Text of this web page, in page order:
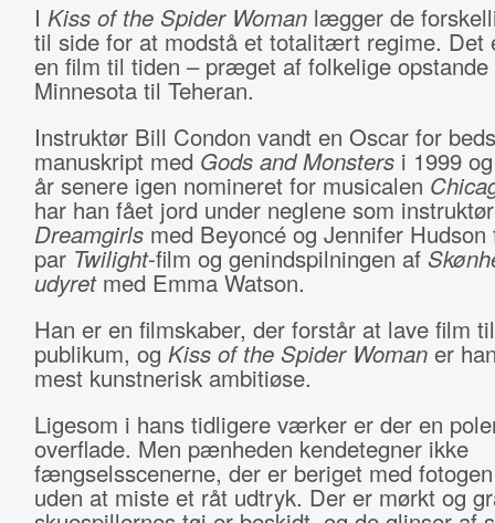
I Kiss of the Spider Womanlægger de
til side for at modstå et totalitært regime. Det
en film til tiden – præget af folkelige opstande
Minnesota til Teheran.
Instruktør Bill Condon vandt en Oscar for
manuskript med Gods and Monstersi 1999
år senere igen nomineret for musicalen
har han fået jord under neglene som
Dreamgirlsmed Beyoncé og Jennifer Hudson
par Twilight-film og genindspilningen af
udyretmed Emma Watson.
Han er en filmskaber, der forstår at lave film
publikum, og Kiss of the Spider Woman er
mest kunstnerisk ambitiøse.
Ligesom i hans tidligere værker er der en
overflade. Men pænheden kendetegner ikke
fængselsscenerne, der er beriget med
uden at miste et råt udtryk. Der er mørkt og